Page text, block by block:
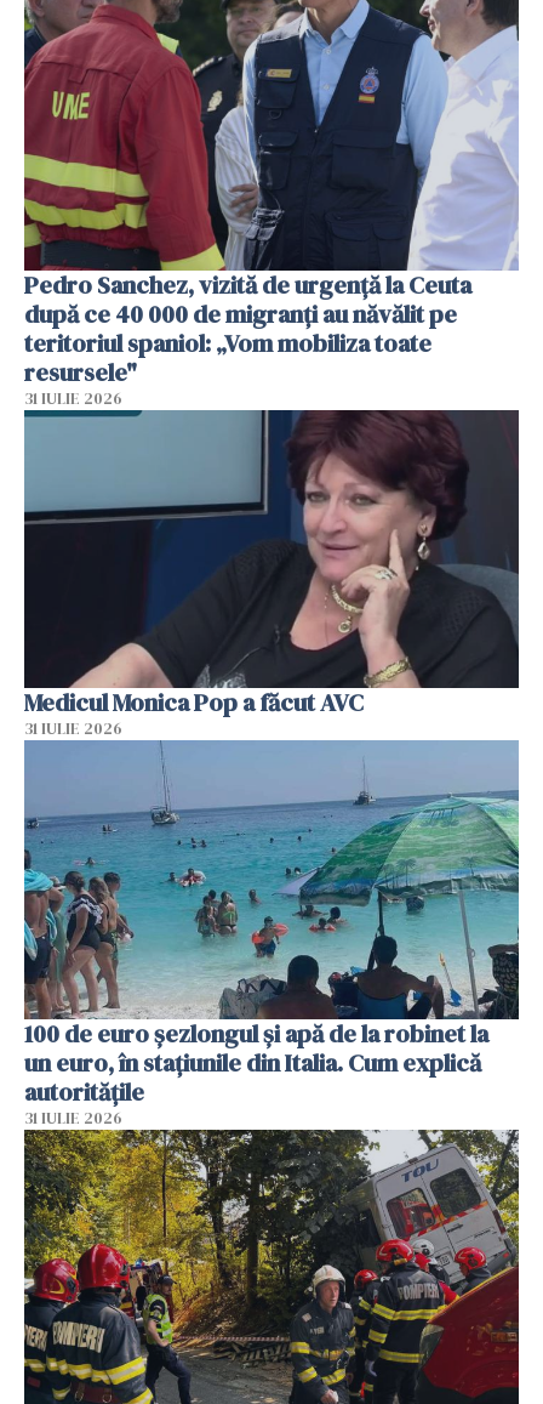
Pedro Sanchez, vizită de urgență la Ceuta
după ce 40 000 de migranți au năvălit pe
teritoriul spaniol: „Vom mobiliza toate
resursele"
31 IULIE 2026
Medicul Monica Pop a făcut AVC
31 IULIE 2026
100 de euro șezlongul și apă de la robinet la
un euro, în stațiunile din Italia. Cum explică
autoritățile
31 IULIE 2026